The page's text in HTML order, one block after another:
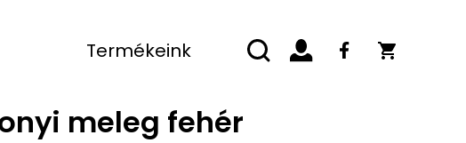
Termékeink
meleg fehér